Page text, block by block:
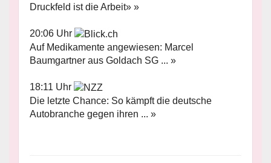
Druckfeld ist die Arbeit» »
20:06 Uhr
Auf Medikamente angewiesen: Marcel
Baumgartner aus Goldach SG ... »
18:11 Uhr
Die letzte Chance: So kämpft die deutsche
Autobranche gegen ihren ... »